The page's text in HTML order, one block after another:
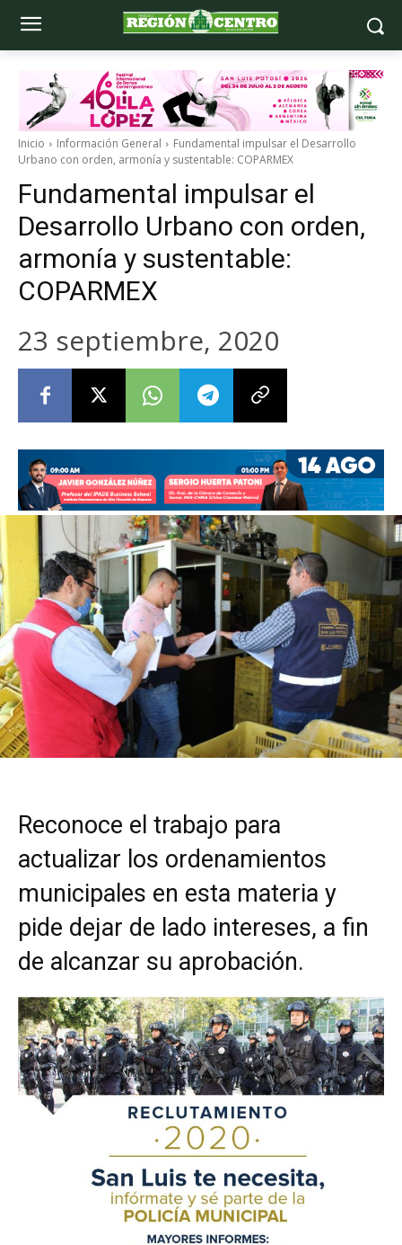
Inicio Información General
Fundamental impulsar el Desarrollo
Urbano con orden, armonía y sustentable: COPARMEX
Fundamental impulsar el
Desarrollo Urbano con orden,
armonía y sustentable:
COPARMEX
23 septiembre, 2020
Reconoce el trabajo para
actualizar los ordenamientos
municipales en esta materia y
pide dejar de lado intereses, a fin
de alcanzar su aprobación.